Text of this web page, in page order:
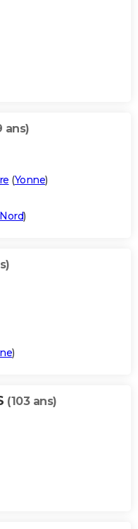
ans)
(Yonne)
Nord)
)
(103 ans)